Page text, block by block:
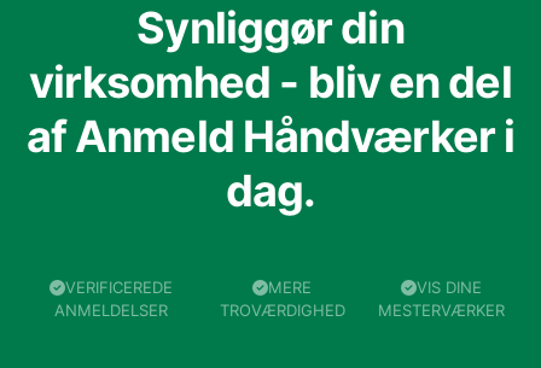
Synliggør din
virksomhed - bliv en del
af Anmeld Håndværker i
dag.
VERIFICEREDE
ANMELDELSER
MERE
TROVÆRDIGHED
VIS DINE
MESTERVÆRKER